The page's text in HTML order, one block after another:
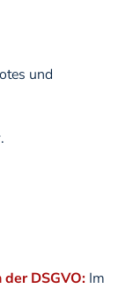
und
DSGVO: Im